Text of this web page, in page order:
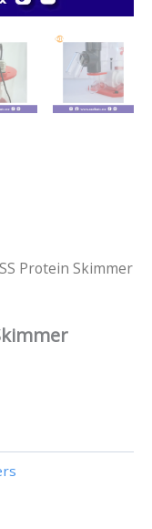
Protein Skimmer